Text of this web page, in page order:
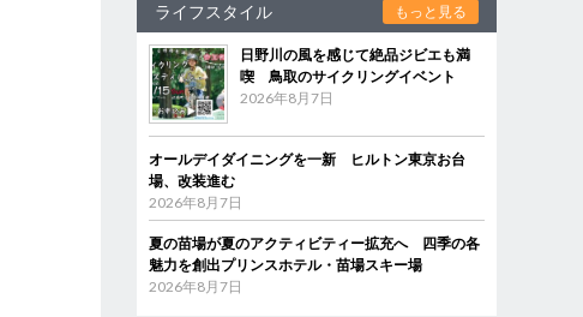
ライフスタイル もっと見る
日野川の風を感じて絶品ジビエも満
喫 鳥取のサイクリングイベント
2026年8月7日
オールデイダイニングを一新 ヒルトン東京お台
場、改装進む
2026年8月7日
夏の苗場が夏のアクティビティー拡充へ 四季の各
魅力を創出プリンスホテル・苗場スキー場
2026年8月7日